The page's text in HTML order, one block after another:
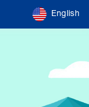
English